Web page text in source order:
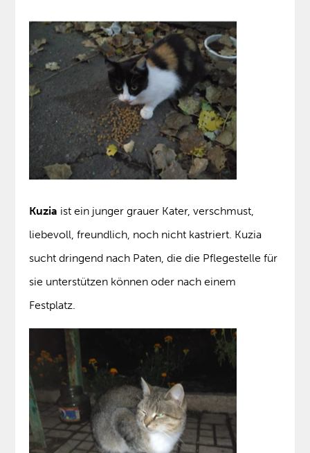
Kuzia ist ein junger grauer Kater, verschmust,
liebevoll, freundlich, noch nicht kastriert. Kuzia
sucht dringend nach Paten, die die Pflegestelle für
sie unterstützen können oder nach einem
Festplatz.